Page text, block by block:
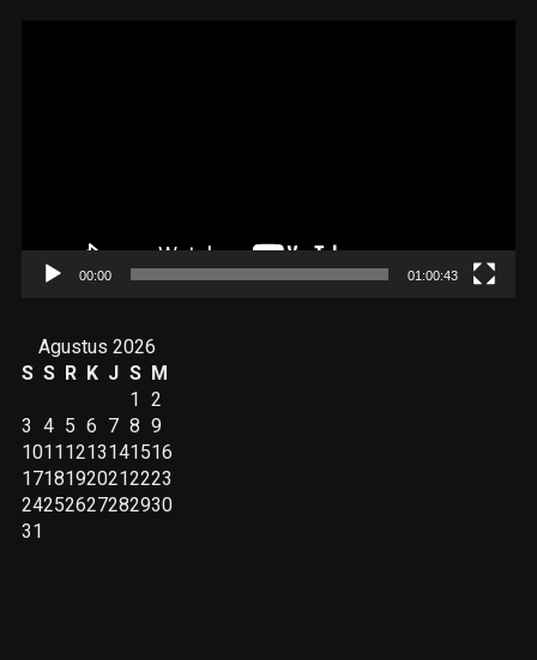
00:00 01:00:43
Agustus 2026
S S R K J S M
1 2
3 4 5 6 7 8 9
10111213141516
17181920212223
24252627282930
31